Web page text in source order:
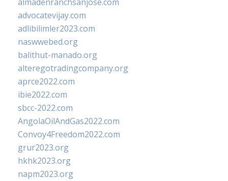
advocatevijay.com
adlibilimler2023.com
naswwebed.org
balithut-manado.org
alteregotradingcompany.org
aprce2022.com
ibie2022.com
sbcc-2022.com
AngolaOilAndGas2022.com
Convoy4Freedom2022.com
grur2023.org
hkhk2023.org
napm2023.org